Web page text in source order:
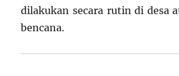
dilakukan secara rutin di desa
bencana.